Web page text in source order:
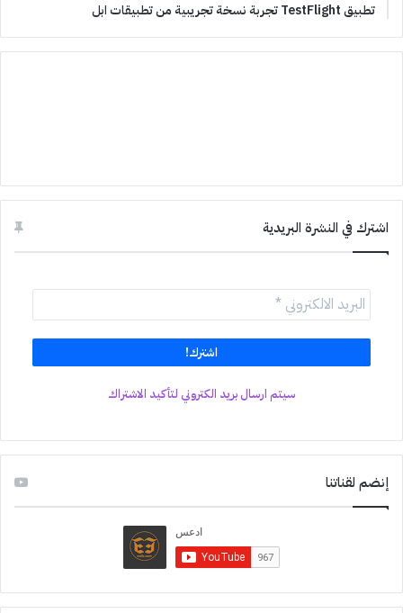
تطبيق TestFlight تجربة نسخة تجريبية من تطبيقات ابل
اشترك في النشرة البريدية
سيتم ارسال بريد الكتروني لتأكيد الاشتراك
إنضم لقناتنا